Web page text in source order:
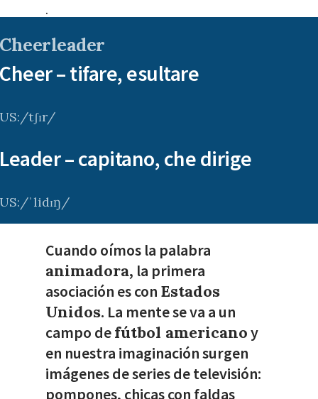
.
Cheerleader
Cheer – tifare, esultare
US:/tʃɪr/
Leader – capitano, che dirige
US:/ˈlidɪŋ/
Cuando oímos la palabra
animadora, la primera
asociación es con Estados
Unidos. La mente se va a un
campo defútbol americanoy
en nuestra imaginación surgen
imágenes de series de televisión:
pompones, chicas con faldas